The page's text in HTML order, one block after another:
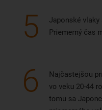
5
Japonské vlaky
Priemerný čas
6
Najčastejšou
vo veku 20-44
tomu sa